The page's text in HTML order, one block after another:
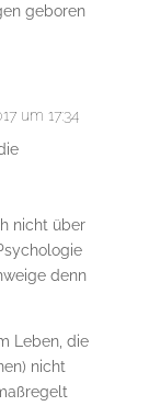
geboren
um 17:34
nicht über
denn
Leben, die
nicht